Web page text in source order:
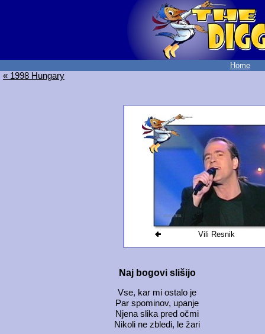
Home
« 1998 Hungary
Vili Resnik
Naj bogovi slišijo
Vse, kar mi ostalo je
Par spominov, upanje
Njena slika pred očmi
Nikoli ne zbledi, le žari